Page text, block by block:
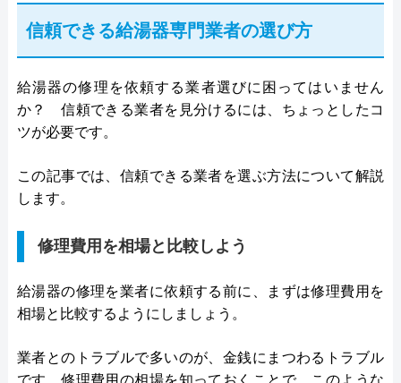
信頼できる給湯器専門業者の選び方
給湯器の修理を依頼する業者選びに困ってはいません
か？ 信頼できる業者を見分けるには、ちょっとしたコ
ツが必要です。
この記事では、信頼できる業者を選ぶ方法について解説
します。
修理費用を相場と比較しよう
給湯器の修理を業者に依頼する前に、まずは修理費用を
相場と比較するようにしましょう。
業者とのトラブルで多いのが、金銭にまつわるトラブル